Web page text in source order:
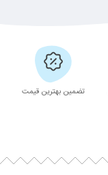
تضمین بهترین قیمت